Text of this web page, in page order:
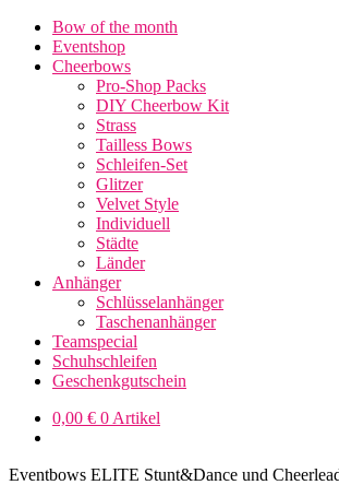
Bow of the month
Eventshop
Cheerbows
Pro-Shop Packs
DIY Cheerbow Kit
Strass
Tailless Bows
Schleifen-Set
Glitzer
Velvet Style
Individuell
Städte
Länder
Anhänger
Schlüsselanhänger
Taschenanhänger
Teamspecial
Schuhschleifen
Geschenkgutschein
0,00 € 0 Artikel
Eventbows ELITE Stunt&Dance und